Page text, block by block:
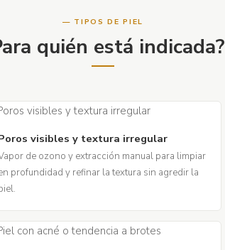
TIPOS DE PIEL
quién está indicada?
visibles y textura irregular
de ozono y extracción manual para limpiar
profundidad y refinar la textura sin agredir la